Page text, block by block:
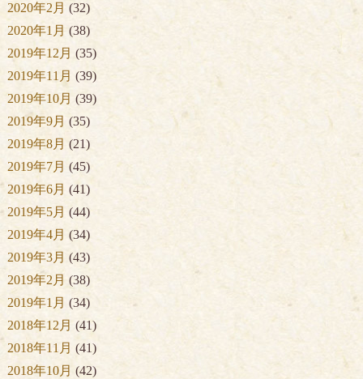
2020年2月 (32)
2020年1月 (38)
2019年12月 (35)
2019年11月 (39)
2019年10月 (39)
2019年9月 (35)
2019年8月 (21)
2019年7月 (45)
2019年6月 (41)
2019年5月 (44)
2019年4月 (34)
2019年3月 (43)
2019年2月 (38)
2019年1月 (34)
2018年12月 (41)
2018年11月 (41)
2018年10月 (42)